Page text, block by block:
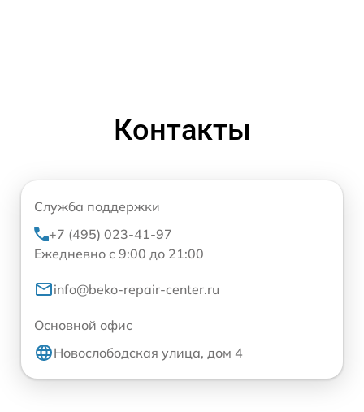
Контакты
Служба поддержки
+7 (495) 023-41-97
Ежедневно с 9:00 до 21:00
info@beko-repair-center.ru
Основной офис
Новослободская улица, дом 4